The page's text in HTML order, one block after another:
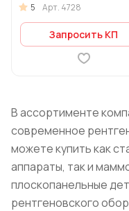
5 Арт. 4728
Запросить КП
В ассортименте
современное
можете купить как
аппараты, так и
плоскопанельные
рентгеновского